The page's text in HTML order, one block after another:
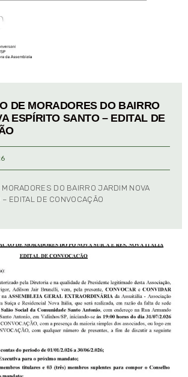
DE MORADORES DO BAIRRO
ESPÍRITO SANTO – EDITAL DE
DO BAIRRO JARDIM NOVA
EDITAL DE CONVOCAÇÃO